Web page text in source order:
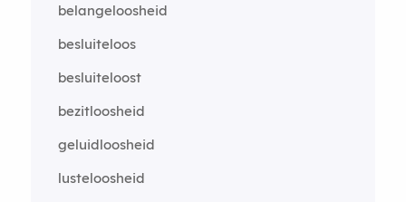
belangeloosheid
besluiteloos
besluiteloost
bezitloosheid
geluidloosheid
lusteloosheid